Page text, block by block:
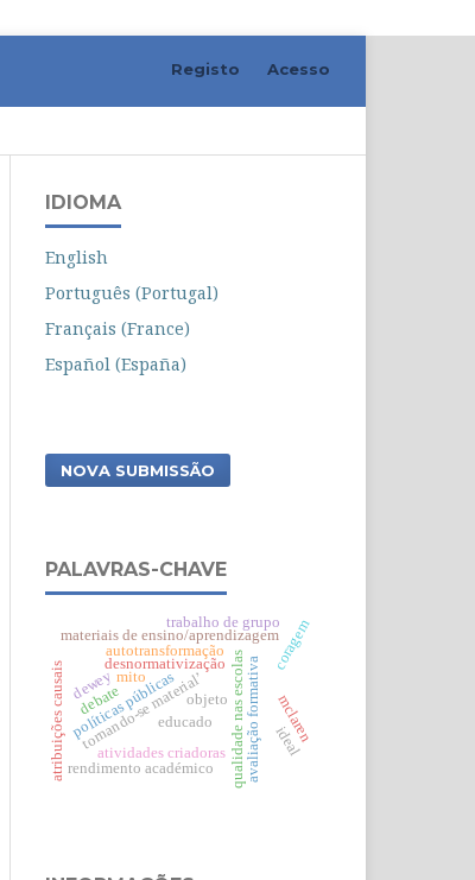
Registo Acesso
IDIOMA
English
Português (Portugal)
Français (France)
Español (España)
NOVA SUBMISSÃO
PALAVRAS-CHAVE
qualidade nas escolas
educado
materiais de ensino/aprendizagem
tornando-se material’
desnormativização
objeto
atividades criadoras
políticas públicas
ideal
mito avaliação formativa mclaren
autotransformação coragem
trabalho de grupo
debate
rendimento académico
atribuições causais dewey